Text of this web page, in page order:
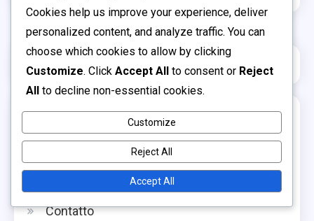
Italian ▾
Links
Informazioni su di noi
Contatto
Cookies help us improve your experience, deliver
personalized content, and analyze traffic. You can
choose which cookies to allow by clicking
Customize. Click Accept All to consent or Reject
All to decline non-essential cookies.
Customize
Reject All
Accept All